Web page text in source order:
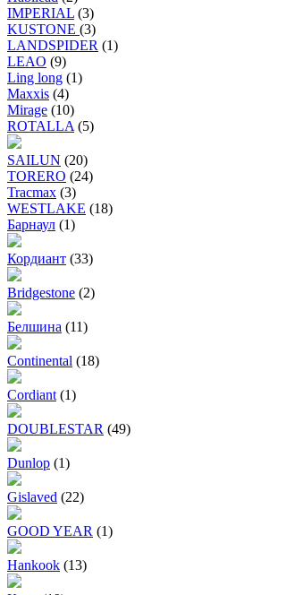
IMPERIAL (3)
KUSTONE (3)
LANDSPIDER (1)
LEAO (9)
Ling long (1)
Maxxis (4)
Mirage (10)
ROTALLA (5)
SAILUN (20)
TORERO (24)
Tracmax (3)
WESTLAKE (18)
Барнаул (1)
Кордиант (33)
Bridgestone (2)
Белшина (11)
Continental (18)
Cordiant (1)
DOUBLESTAR (49)
Dunlop (1)
Gislaved (22)
GOOD YEAR (1)
Hankook (13)